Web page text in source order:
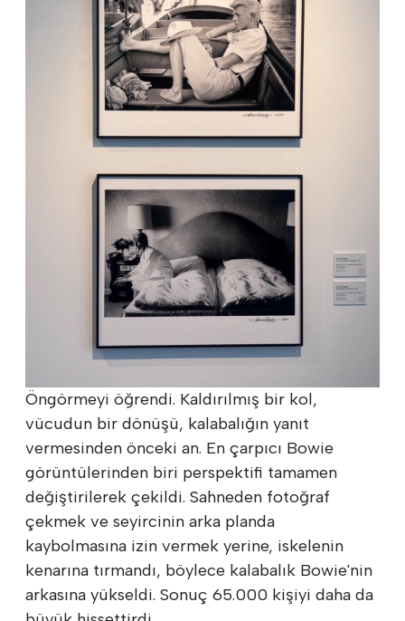
Öngörmeyi öğrendi. Kaldırılmış bir kol,
vücudun bir dönüşü, kalabalığın yanıt
vermesinden önceki an. En çarpıcı Bowie
görüntülerinden biri perspektifi tamamen
değiştirilerek çekildi. Sahneden fotoğraf
çekmek ve seyircinin arka planda
kaybolmasına izin vermek yerine, iskelenin
kenarına tırmandı, böylece kalabalık Bowie'nin
arkasına yükseldi. Sonuç 65.000 kişiyi daha da